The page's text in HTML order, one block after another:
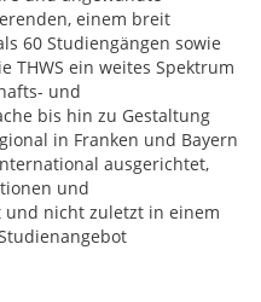
einem breit
60 Studiengängen sowie
THWS ein weites Spektrum
und
bis hin zu Gestaltung
in Franken und Bayern
ausgerichtet,
und
nicht zuletzt in einem